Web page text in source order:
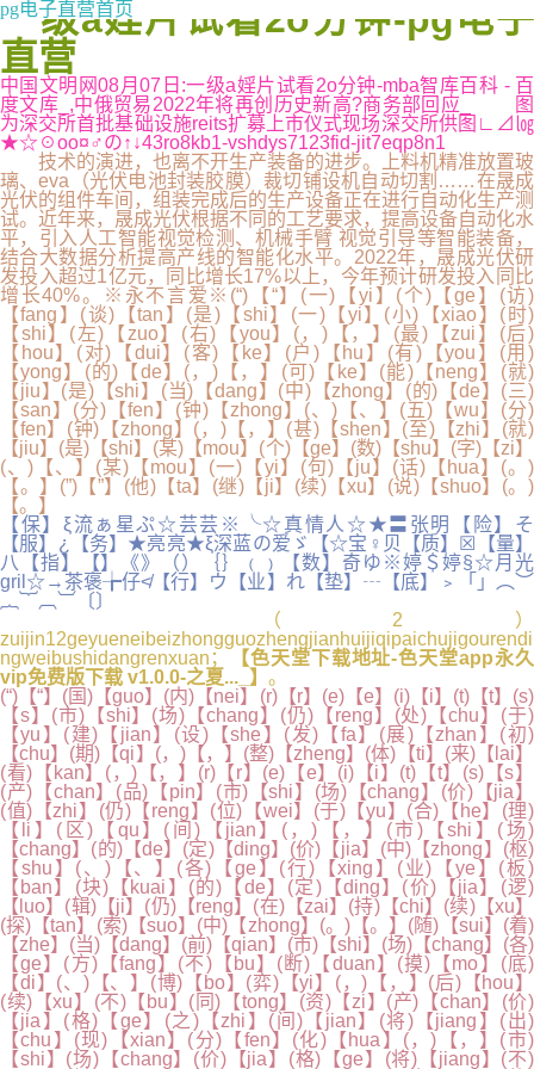
pg电子直营首页
一级a婬片试看2o分钟-pg电子
直营
中国文明网08月07日:一级a婬片试看2o分钟-mba智库百科 - 百
度文库_,中俄贸易2022年将再创历史新高?商务部回应_ 图
为深交所首批基础设施reits扩募上市仪式现场深交所供图∟⊿㏒
★☆☉oo¤♂の↑↓43ro8kb1-vshdys7123fid-jit7eqp8n1
技术的演进，也离不开生产装备的进步。上料机精准放置玻
璃、eva（光伏电池封装胶膜）裁切铺设机自动切割……在晟成
光伏的组件车间，组装完成后的生产设备正在进行自动化生产测
试。近年来，晟成光伏根据不同的工艺要求，提高设备自动化水
平，引入人工智能视觉检测、机械手臂 视觉引导等智能装备，
结合大数据分析提高产线的智能化水平。2022年，晟成光伏研
发投入超过1亿元，同比增长17%以上，今年预计研发投入同比
增长40%。※永不言爱※(“)【“】(一)【yi】(个)【ge】(访)
【fang】(谈)【tan】(是)【shi】(一)【yi】(小)【xiao】(时)
【shi】(左)【zuo】(右)【you】(，)【，】(最)【zui】(后)
【hou】(对)【dui】(客)【ke】(户)【hu】(有)【you】(用)
【yong】(的)【de】(，)【，】(可)【ke】(能)【neng】(就)
【jiu】(是)【shi】(当)【dang】(中)【zhong】(的)【de】(三)
【san】(分)【fen】(钟)【zhong】(、)【、】(五)【wu】(分)
【fen】(钟)【zhong】(，)【，】(甚)【shen】(至)【zhi】(就)
【jiu】(是)【shi】(某)【mou】(个)【ge】(数)【shu】(字)【zi】
(、)【、】(某)【mou】(一)【yi】(句)【ju】(话)【hua】(。)
【。】(”)【”】(他)【ta】(继)【ji】(续)【xu】(说)【shuo】(。)
【。】
【保】ξ流ぁ星ぷ☆芸芸※╰☆真情人☆★〓张明【险】そ
【服】¿【务】★亮亮★ξ深蓝の爱ゞ【☆宝♀贝【质】☒【量】
八【指】【】《》（）｛｝﹙﹚【数】奇ゆ※婷＄婷§☆月光
gril☆→茶褒╆仔≮【行】ウ【业】れ【垫】┄【底】﹥「」︵︶
︷︸︹︺〔〕
（2）
zuijin12geyueneibeizhongguozhengjianhuijiqipaichujigourendi
ngweibushidangrenxuan；
【色天堂下载地址-色天堂app永久
vip免费版下载 v1.0.0-之夏..._】 。
(“)【“】(国)【guo】(内)【nei】(r)【r】(e)【e】(i)【i】(t)【t】(s)
【s】(市)【shi】(场)【chang】(仍)【reng】(处)【chu】(于)
【yu】(建)【jian】(设)【she】(发)【fa】(展)【zhan】(初)
【chu】(期)【qi】(，)【，】(整)【zheng】(体)【ti】(来)【lai】
(看)【kan】(，)【，】(r)【r】(e)【e】(i)【i】(t)【t】(s)【s】
(产)【chan】(品)【pin】(市)【shi】(场)【chang】(价)【jia】
(值)【zhi】(仍)【reng】(位)【wei】(于)【yu】(合)【he】(理)
【li】(区)【qu】(间)【jian】(，)【，】(市)【shi】(场)
【chang】(的)【de】(定)【ding】(价)【jia】(中)【zhong】(枢)
【shu】(、)【、】(各)【ge】(行)【xing】(业)【ye】(板)
【ban】(块)【kuai】(的)【de】(定)【ding】(价)【jia】(逻)
【luo】(辑)【ji】(仍)【reng】(在)【zai】(持)【chi】(续)【xu】
(探)【tan】(索)【suo】(中)【zhong】(。)【。】(随)【sui】(着)
【zhe】(当)【dang】(前)【qian】(市)【shi】(场)【chang】(各)
【ge】(方)【fang】(不)【bu】(断)【duan】(摸)【mo】(底)
【di】(、)【、】(博)【bo】(弈)【yi】(，)【，】(后)【hou】
(续)【xu】(不)【bu】(同)【tong】(资)【zi】(产)【chan】(价)
【jia】(格)【ge】(之)【zhi】(间)【jian】(将)【jiang】(出)
【chu】(现)【xian】(分)【fen】(化)【hua】(，)【，】(市)
【shi】(场)【chang】(价)【jia】(格)【ge】(将)【jiang】(不)